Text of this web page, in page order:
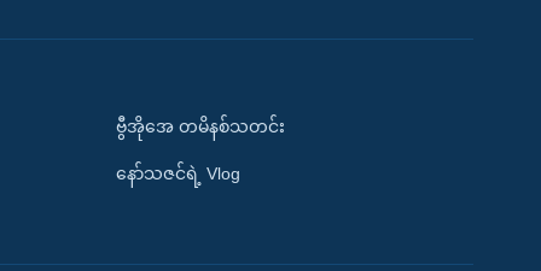
ဗွီအိုအေ တမိနစ်သတင်း
နော်သဇင်ရဲ့ Vlog